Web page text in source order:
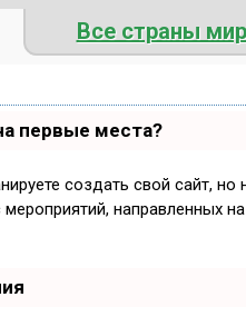
Все страны
первые места?
создать свой сайт,
направленных